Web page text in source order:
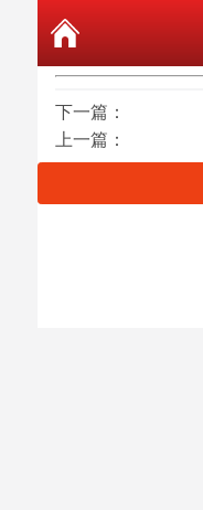
下一篇：
上一篇：